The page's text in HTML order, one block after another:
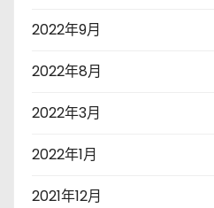
2022年9月
2022年8月
2022年3月
2022年1月
2021年12月